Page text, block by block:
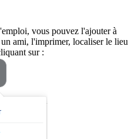
vous pouvez l'ajouter à
ami, l'imprimer, localiser le lieu
sur :